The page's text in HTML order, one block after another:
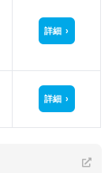
詳細
詳細